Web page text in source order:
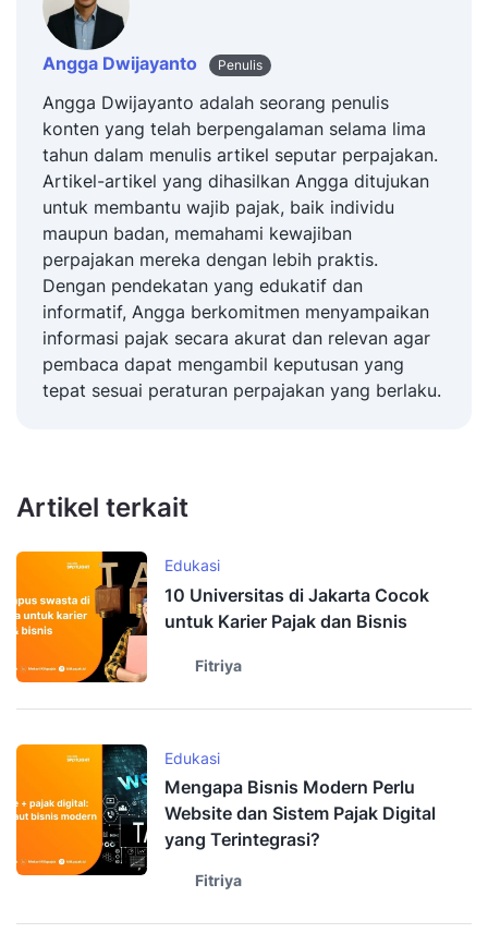
Angga Dwijayanto Penulis
Angga Dwijayanto adalah seorang penulis
konten yang telah berpengalaman selama lima
tahun dalam menulis artikel seputar perpajakan.
Artikel-artikel yang dihasilkan Angga ditujukan
untuk membantu wajib pajak, baik individu
maupun badan, memahami kewajiban
perpajakan mereka dengan lebih praktis.
Dengan pendekatan yang edukatif dan
informatif, Angga berkomitmen menyampaikan
informasi pajak secara akurat dan relevan agar
pembaca dapat mengambil keputusan yang
tepat sesuai peraturan perpajakan yang berlaku.
Artikel terkait
Edukasi
10 Universitas di Jakarta Cocok
untuk Karier Pajak dan Bisnis
Fitriya
Edukasi
Mengapa Bisnis Modern Perlu
Website dan Sistem Pajak Digital
yang Terintegrasi?
Fitriya